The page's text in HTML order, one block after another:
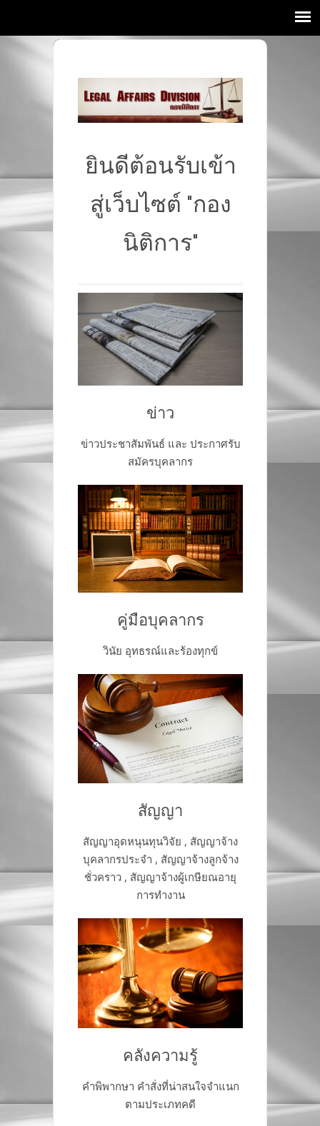
ยินดีต้อนรับเข้า
สู่เว็บไซต์ "กอง
นิติการ"
ข่าว
ข่าวประชาสัมพันธ์ และ ประกาศรับ
สมัครบุคลากร
คู่มือบุคลากร
วินัย อุทธรณ์และร้องทุกข์
สัญญา
สัญญาอุดหนุนทุนวิจัย , สัญญาจ้าง
บุคลากรประจำ , สัญญาจ้างลูกจ้าง
ชั่วคราว , สัญญาจ้างผู้เกษียณอายุ
การทำงาน
คลังความรู้
คำพิพากษา คำสั่งที่น่าสนใจจำแนก
ตามประเภทคดี